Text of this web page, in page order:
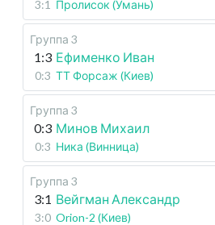
3:1 Пролисок (Умань)
Группа 3
1:3 Ефименко Иван
0:3 ТТ Форсаж (Киев)
Группа 3
0:3 Минов Михаил
0:3 Ника (Винница)
Группа 3
3:1 Вейгман Александр
3:0 Orion-2 (Киев)